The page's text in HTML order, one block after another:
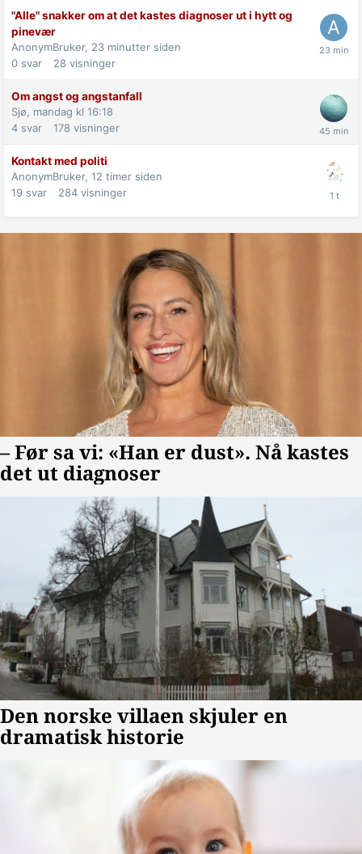
"Alle" snakker om at det kastes diagnoser ut i hytt og
pinevær
AnonymBruker, 23 minutter siden
0 svar 28 visninger
Om angst og angstanfall
Sjø, mandag kl 16:18
4 svar 178 visninger
Kontakt med politi
AnonymBruker, 12 timer siden
19 svar 284 visninger